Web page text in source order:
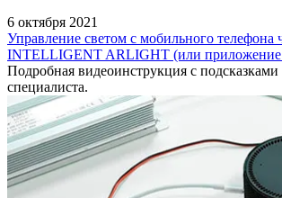
6 октября 2021
Управление светом с мобильного телефона
INTELLIGENT ARLIGHT (или
Подробная видеоинструкция с
специалиста.